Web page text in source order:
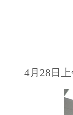
4月 28 日 上